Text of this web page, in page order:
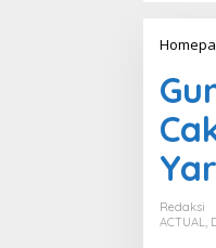
Redaksi
ACTUAL,